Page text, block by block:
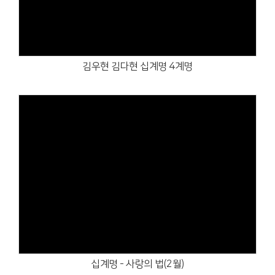
김우현 김다현 십계명 4계명
십계명 - 사랑의 법(2월)